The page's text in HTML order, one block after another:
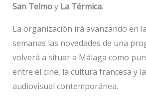
San Telmoy La Térmica.
La organización irá avanzando en
semanas las novedades de una
volverá a situar a Málaga como
entre el cine, la cultura francesa y
audiovisual contemporánea.